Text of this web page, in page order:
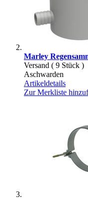
Marley
Versand ( 9 Stück )
Aschwarden
Artikeldetails
Zur Merkliste